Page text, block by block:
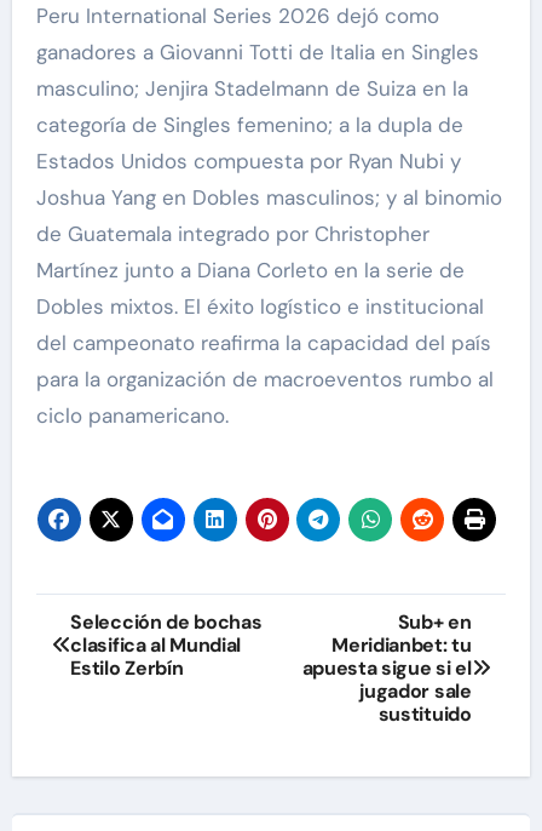
Peru International Series 2026 dejó como
ganadores a Giovanni Totti de Italia en Singles
masculino; Jenjira Stadelmann de Suiza en la
categoría de Singles femenino; a la dupla de
Estados Unidos compuesta por Ryan Nubi y
Joshua Yang en Dobles masculinos; y al binomio
de Guatemala integrado por Christopher
Martínez junto a Diana Corleto en la serie de
Dobles mixtos. El éxito logístico e institucional
del campeonato reafirma la capacidad del país
para la organización de macroeventos rumbo al
ciclo panamericano.
Navegación
de
Selección de bochas
clasifica al Mundial
Estilo Zerbín
Sub+ en
Meridianbet: tu
apuesta sigue si el
jugador sale
sustituido